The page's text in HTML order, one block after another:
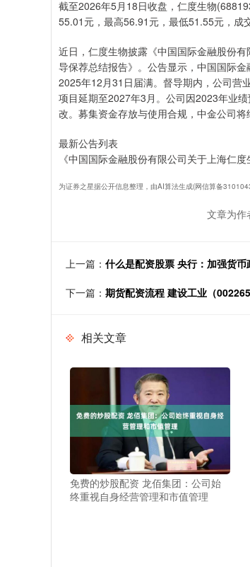
截至2026年5月18日收盘，仁度生物
55.01元，最高56.91元，最低51.55元，成
近日，仁度生物披露《中国国际金融股份
导保荐总结报告》。公告显示，中国国际
2025年12月31日届满。督导期内，公司营
项目延期至2027年3月。公司因2023年业
改。募集资金存放与使用合规，中金公司
最新公告列表
《中国国际金融股份有限公司关于上海仁
为证券之星据公开信息整理，由AI算法生成(网信算备
文章为作
上一篇： 什么是配资股票 央行：加强货
下一篇： 期货配资流程 建设工业（
相关文章
免费的炒股配资 龙佰集团：公司始
终重视自身经营管理和市值管理